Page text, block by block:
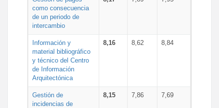
como consecuencia
de un periodo de
intercambio
Información y
material bibliográfico
y técnico del Centro
de Información
Arquitectónica
8,16 8,62 8,84
Gestión de
incidencias de
8,15 7,86 7,69